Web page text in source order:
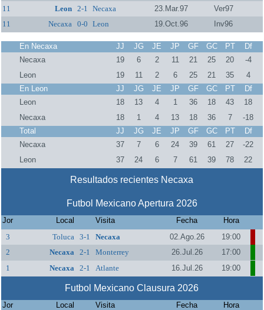
11
Leon 2-1 Necaxa 23.Mar.97
Ver97
11
Necaxa 0-0 Leon 19.Oct.96 Inv96
En Necaxa JJ JG JE JP GF GC PT
Df
Necaxa
19 6 2 11 21 25 20
-4
Leon
19 11 2 6 25 21 35
4
En Leon
JJ JG JE JP GF GC PT
Df
Leon
18 13 4 1 36 18 43
18
Necaxa
18 1 4 13 18 36 7
-18
Total
JJ JG JE JP GF GC PT
Df
Necaxa
37 7 6 24 39 61 27
-22
Leon
37 24 6 7 61 39 78 22
Resultados recientes Necaxa
Futbol Mexicano Apertura 2026
Jor Local Visita Fecha
Hora
3
Toluca 3-1 Necaxa 02.Ago.26
19:00
2
Necaxa 2-1 Monterrey 26.Jul.26
17:00
1
Necaxa 2-1 Atlante 16.Jul.26 19:00
Futbol Mexicano Clausura 2026
Jor Local Visita Fecha
Hora